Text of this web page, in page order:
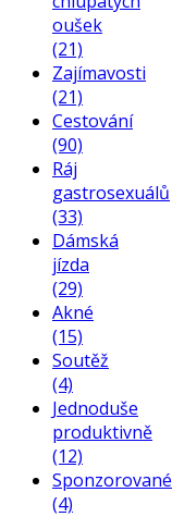
oušek
(21)
Zajímavosti
(21)
Cestování
(90)
Ráj
gastrosexuálů
(33)
Dámská
jízda
(29)
Akné
(15)
Soutěž
(4)
Jednoduše
produktivně
(12)
Sponzorované
(4)